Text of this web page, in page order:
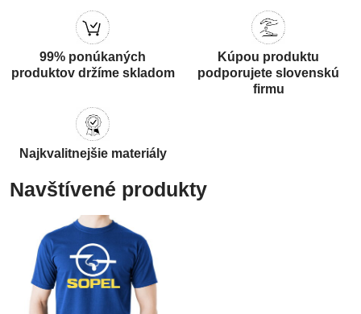
99% ponúkaných
produktov držíme skladom
Kúpou produktu
podporujete slovenskú
firmu
Najkvalitnejšie materiály
Navštívené produkty